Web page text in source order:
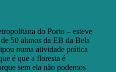
do Porto – esteve
50 alunos da EB da Bela
numa atividade prática
é que a floresta é
sem ela não podemos